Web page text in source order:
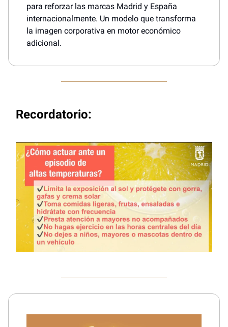
para reforzar las marcas Madrid y España
internacionalmente. Un modelo que transforma
la imagen corporativa en motor económico
adicional.
Recordatorio: